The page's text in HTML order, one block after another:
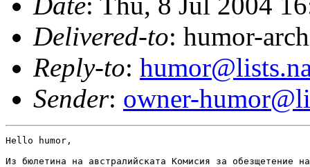
Delivered-to: humor-
Reply-to:
Sender: owner-
Hello humor,
Из бюлетина на австралийската Комисия за обезщетение